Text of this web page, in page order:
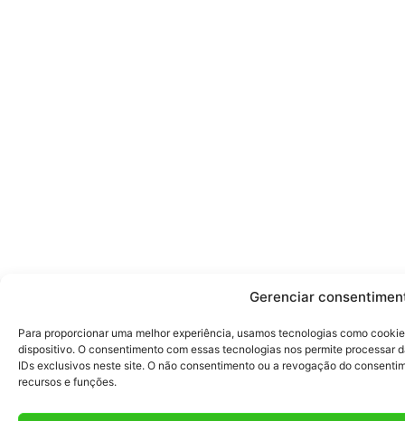
Gerenciar
Para proporcionar uma melhor experiência, usamos tecnologias como
dispositivo. O consentimento com essas tecnologias nos permite processar
IDs exclusivos neste site. O não consentimento ou a revogação do
recursos e funções.